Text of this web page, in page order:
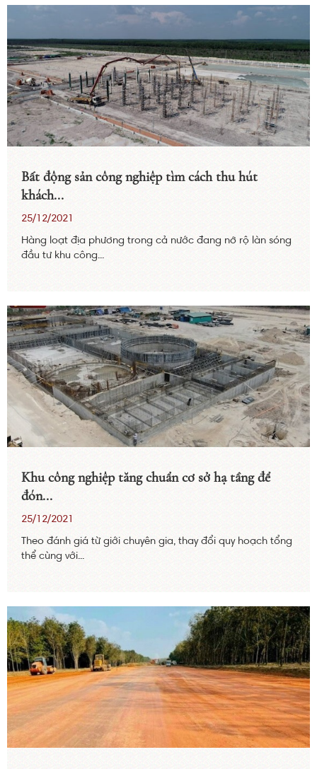
Bất động sản công nghiệp tìm cách thu hút
khách...
25/12/2021
Hàng loạt địa phương trong cả nước đang nở rộ làn sóng
đầu tư khu công...
Khu công nghiệp tăng chuẩn cơ sở hạ tầng để
đón...
25/12/2021
Theo đánh giá từ giới chuyên gia, thay đổi quy hoạch tổng
thể cùng với...